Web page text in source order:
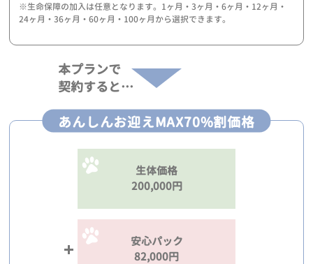
※生命保障の加入は任意となります。1ヶ月・3ヶ月・6ヶ月・12ヶ月・
24ヶ月・36ヶ月・60ヶ月・100ヶ月から選択できます。
本プランで
契約すると…
あんしんお迎えMAX70%割価格
生体価格
200,000円
安心パック
82,000円